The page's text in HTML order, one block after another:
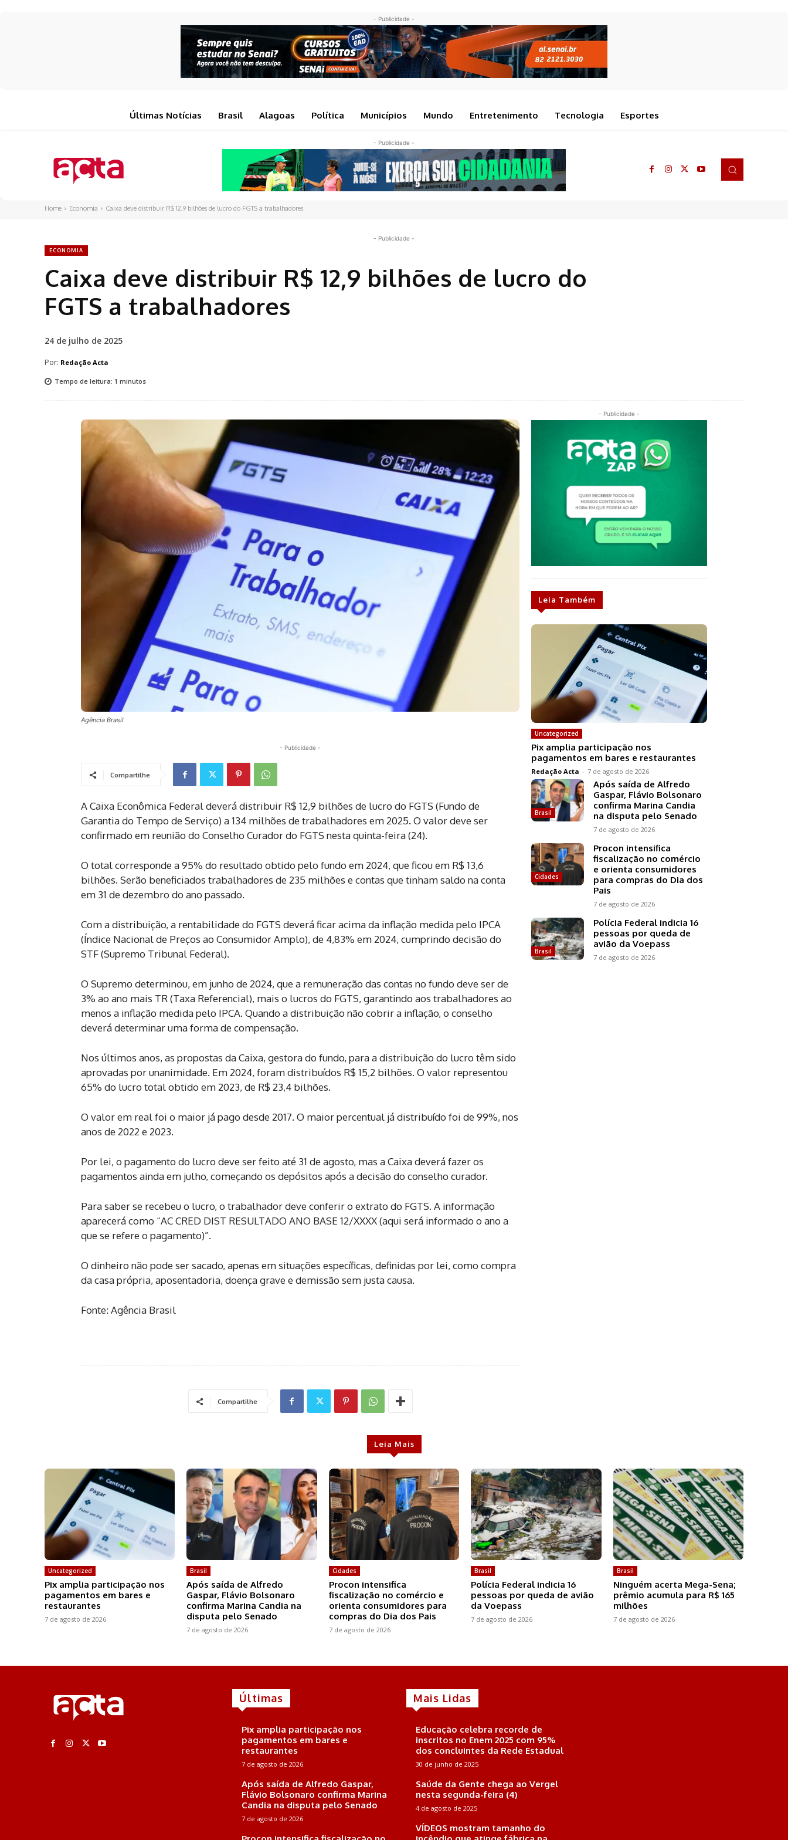
- Publicidade -
Últimas Notícias Brasil Alagoas Política Municípios Mundo Entretenimento Tecnologia Esportes
- Publicidade -
Home Economia Caixa deve distribuir R$ 12,9 bilhões de lucro do FGTS a trabalhadores
- Publicidade -
ECONOMIA
Caixa deve distribuir R$ 12,9 bilhões de lucro do
FGTS a trabalhadores
24 de julho de 2025
Por: Redação Acta
Tempo de leitura: 1 minutos
Agência Brasil
- Publicidade -
Compartilhe
A Caixa Econômica Federal deverá distribuir R$ 12,9 bilhões de lucro do FGTS (Fundo de
Garantia do Tempo de Serviço) a 134 milhões de trabalhadores em 2025. O valor deve ser
confirmado em reunião do Conselho Curador do FGTS nesta quinta-feira (24).
O total corresponde a 95% do resultado obtido pelo fundo em 2024, que ficou em R$ 13,6
bilhões. Serão beneficiados trabalhadores de 235 milhões e contas que tinham saldo na conta
em 31 de dezembro do ano passado.
Com a distribuição, a rentabilidade do FGTS deverá ficar acima da inflação medida pelo IPCA
(Índice Nacional de Preços ao Consumidor Amplo), de 4,83% em 2024, cumprindo decisão do
STF (Supremo Tribunal Federal).
O Supremo determinou, em junho de 2024, que a remuneração das contas no fundo deve ser de
3% ao ano mais TR (Taxa Referencial), mais o lucros do FGTS, garantindo aos trabalhadores ao
menos a inflação medida pelo IPCA. Quando a distribuição não cobrir a inflação, o conselho
deverá determinar uma forma de compensação.
Nos últimos anos, as propostas da Caixa, gestora do fundo, para a distribuição do lucro têm sido
aprovadas por unanimidade. Em 2024, foram distribuídos R$ 15,2 bilhões. O valor representou
65% do lucro total obtido em 2023, de R$ 23,4 bilhões.
O valor em real foi o maior já pago desde 2017. O maior percentual já distribuído foi de 99%, nos
anos de 2022 e 2023.
Por lei, o pagamento do lucro deve ser feito até 31 de agosto, mas a Caixa deverá fazer os
pagamentos ainda em julho, começando os depósitos após a decisão do conselho curador.
Para saber se recebeu o lucro, o trabalhador deve conferir o extrato do FGTS. A informação
aparecerá como “AC CRED DIST RESULTADO ANO BASE 12/XXXX (aqui será informado o ano a
que se refere o pagamento)”.
O dinheiro não pode ser sacado, apenas em situações específicas, definidas por lei, como compra
da casa própria, aposentadoria, doença grave e demissão sem justa causa.
Fonte: Agência Brasil
Compartilhe
- Publicidade -
Leia Também
Uncategorized
Pix amplia participação nos
pagamentos em bares e restaurantes
Redação Acta - 7 de agosto de 2026
Brasil
Após saída de Alfredo
Gaspar, Flávio Bolsonaro
confirma Marina Candia
na disputa pelo Senado
7 de agosto de 2026
Cidades
Procon intensifica
fiscalização no comércio
e orienta consumidores
para compras do Dia dos
Pais
7 de agosto de 2026
Brasil
Polícia Federal indicia 16
pessoas por queda de
avião da Voepass
7 de agosto de 2026
Leia Mais
Uncategorized
Pix amplia participação nos
pagamentos em bares e
restaurantes
7 de agosto de 2026
Brasil
Após saída de Alfredo
Gaspar, Flávio Bolsonaro
confirma Marina Candia na
disputa pelo Senado
7 de agosto de 2026
Cidades
Procon intensifica
fiscalização no comércio e
orienta consumidores para
compras do Dia dos Pais
7 de agosto de 2026
Brasil
Polícia Federal indicia 16
pessoas por queda de avião
da Voepass
7 de agosto de 2026
Brasil
Ninguém acerta Mega-Sena;
prêmio acumula para R$ 165
milhões
7 de agosto de 2026
Últimas
Pix amplia participação nos
pagamentos em bares e
restaurantes
7 de agosto de 2026
Após saída de Alfredo Gaspar,
Flávio Bolsonaro confirma Marina
Candia na disputa pelo Senado
7 de agosto de 2026
Mais Lidas
Educação celebra recorde de
inscritos no Enem 2025 com 95%
dos concluintes da Rede Estadual
30 de junho de 2025
Saúde da Gente chega ao Vergel
nesta segunda-feira (4)
4 de agosto de 2025
VÍDEOS mostram tamanho do